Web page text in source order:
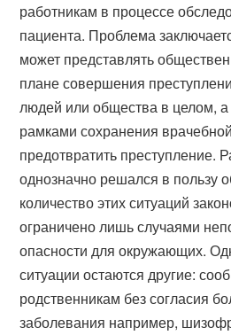
работникам в процессе
пациента. Проблема
может представлять
плане совершения
людей или общества в целом, а
рамками сохранения
предотвратить преступление.
однозначно решался в пользу
количество этих ситуаций
ограничено лишь случаями
опасности для окружающих.
ситуации остаются другие:
родственникам без согласия
заболевания например,